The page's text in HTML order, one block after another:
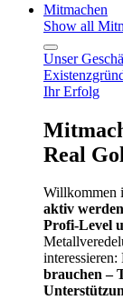
Mitmachen
Show all
Unser
Ihr Erfolg
Real
Willkommen
aktiv
Profi-Level
brauchen –